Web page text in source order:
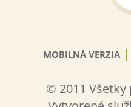
MOBILNÁ VERZIA |
© 2011 Všetky